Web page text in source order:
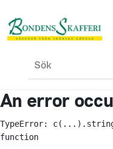
Sök
An error
TypeError:
function